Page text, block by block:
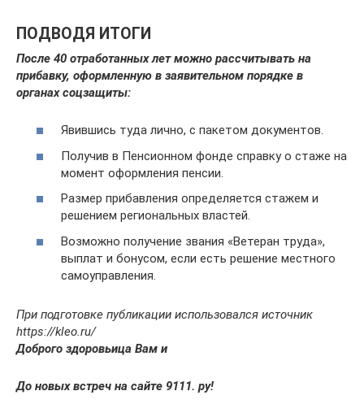
ПОДВОДЯ ИТОГИ
После 40 отработанных лет можно рассчитывать на
прибавку, оформленную в заявительном порядке в
органах соцзащиты:
Явившись туда лично, с пакетом документов.
Получив в Пенсионном фонде справку о стаже на
момент оформления пенсии.
Размер прибавления определяется стажем и
решением региональных властей.
Возможно получение звания «Ветеран труда»,
выплат и бонусом, если есть решение местного
самоуправления.
При подготовке публикации использовался источник
https://kleo.ru/
Доброго здоровьица Вам и
До новых встреч на сайте 9111. ру!